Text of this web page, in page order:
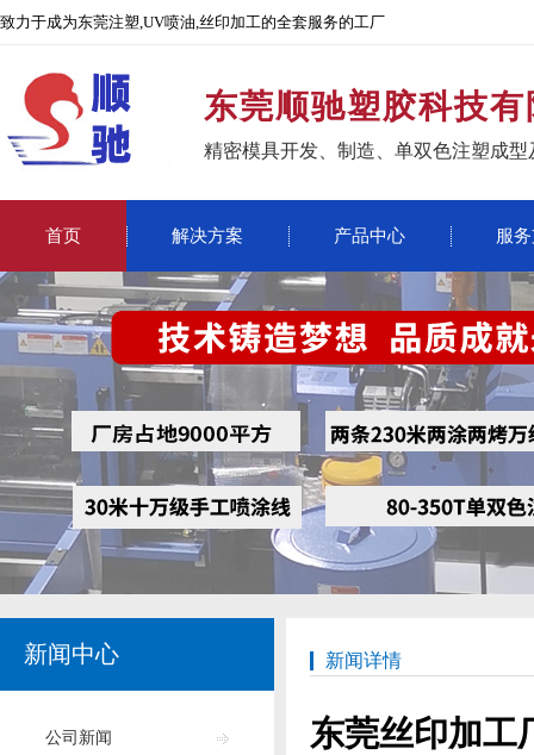
致力于成为东莞注塑,UV喷油,丝印加工的全套服务的工厂
东莞顺驰塑胶科技
精密模具开发、制造、单双色注塑成
首页 解决方案 产品中心 服
新闻中心
公司新闻
新闻详情
东莞丝印加工